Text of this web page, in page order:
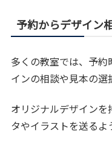
予約からデザイン
多くの教室では、予
インの相談や見本の選
オリジナルデザイン
タやイラストを送るよ